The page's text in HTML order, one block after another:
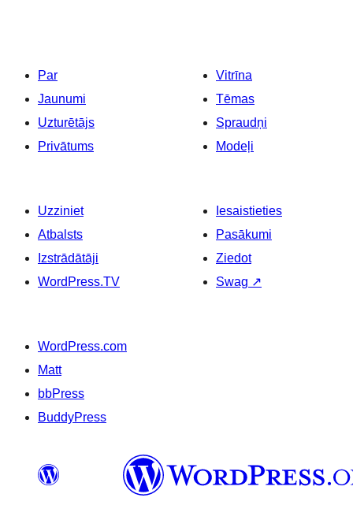
Par
Jaunumi
Uzturētājs
Privātums
Vitrīna
Tēmas
Spraudņi
Modeļi
Uzziniet
Atbalsts
Izstrādātāji
WordPress.TV
Iesaistieties
Pasākumi
Ziedot
Swag ↗
WordPress.com
Matt
bbPress
BuddyPress